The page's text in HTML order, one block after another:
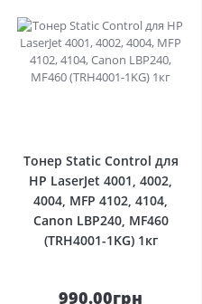
Тонер Static Control для
HP LaserJet 4001, 4002,
4004, MFP 4102, 4104,
Canon LBP240, MF460
(TRH4001-1KG) 1кг
990.00грн